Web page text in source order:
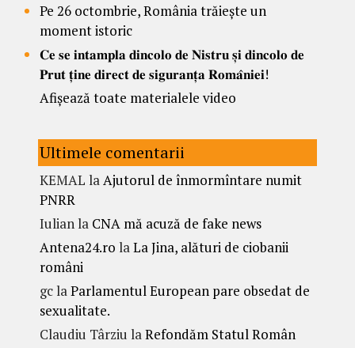
Pe 26 octombrie, România trăiește un
moment istoric
𝐂𝐞 𝐬𝐞 𝐢𝐧𝐭𝐚𝐦𝐩𝐥𝐚 𝐝𝐢𝐧𝐜𝐨𝐥𝐨 𝐝𝐞 𝐍𝐢𝐬𝐭𝐫𝐮 𝐬̦𝐢 𝐝𝐢𝐧𝐜𝐨𝐥𝐨 𝐝𝐞
𝐏𝐫𝐮𝐭 𝐭̦𝐢𝐧𝐞 𝐝𝐢𝐫𝐞𝐜𝐭 𝐝𝐞 𝐬𝐢𝐠𝐮𝐫𝐚𝐧𝐭̦𝐚 𝐑𝐨𝐦𝐚̂𝐧𝐢𝐞𝐢!
Afișează toate materialele video
Ultimele comentarii
KEMAL laAjutorul de înmormîntare numit
PNRR
Iulianla CNA mă acuză de fake news
Antena24.ro laLa Jina, alături de ciobanii
români
gclaParlamentul European pare obsedat de
sexualitate.
Claudiu Târziu laRefondăm Statul Român